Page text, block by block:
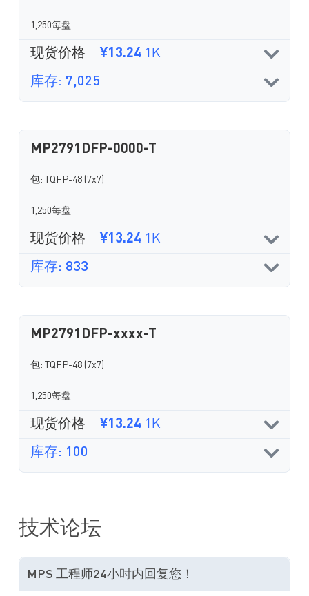
1,250每盘
现货价格 ¥13.24 1K
库存: 7,025
MP2791DFP-0000-T
包: TQFP-48 (7x7)
1,250每盘
现货价格 ¥13.24 1K
库存: 833
MP2791DFP-xxxx-T
包: TQFP-48 (7x7)
1,250每盘
现货价格 ¥13.24 1K
库存: 100
技术论坛
MPS 工程师24小时内回复您！